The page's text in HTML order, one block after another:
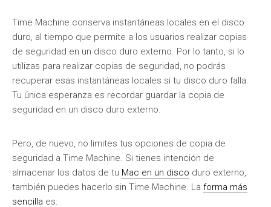
Time Machine conserva instantáneas locales en el disco
duro, al tiempo que permite a los usuarios realizar copias
de seguridad en un disco duro externo. Por lo tanto, si lo
utilizas para realizar copias de seguridad, no podrás
recuperar esas instantáneas locales si tu disco duro falla.
Tu única esperanza es recordar guardar la copia de
seguridad en un disco duro externo.
Pero, de nuevo, no limites tus opciones de copia de
seguridad a Time Machine. Si tienes intención de
almacenar los datos de tu Mac en un disco duro externo,
también puedes hacerlo sin Time Machine. La forma más
sencilla es: